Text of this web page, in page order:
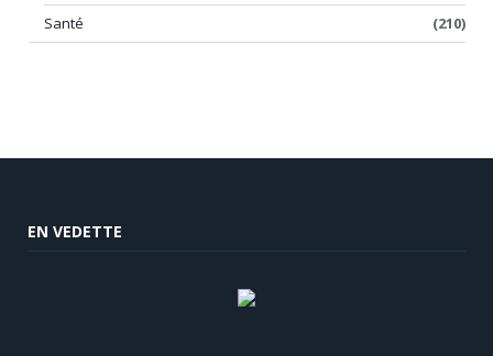
Santé
(210)
EN VEDETTE